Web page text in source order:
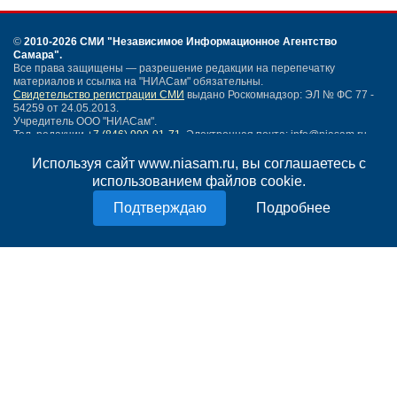
Используя сайт www.niasam.ru, вы соглашаетесь с
использованием файлов cookie.
Подробнее
© 2010-2026 СМИ "Независимое Информационное Агентство
Самара".
Все права защищены — разрешение редакции на перепечатку
материалов и ссылка на "НИАСам" обязательны.
Свидетельство регистрации СМИ выдано Роскомнадзор: ЭЛ № ФС 77 -
54259 от 24.05.2013.
Учредитель ООО "НИАСам".
Тел. редакции +7 (846) 990-91-71. Электронная почта: info@niasam.ru
Написать письмо
Политика конфиденциальности
18+